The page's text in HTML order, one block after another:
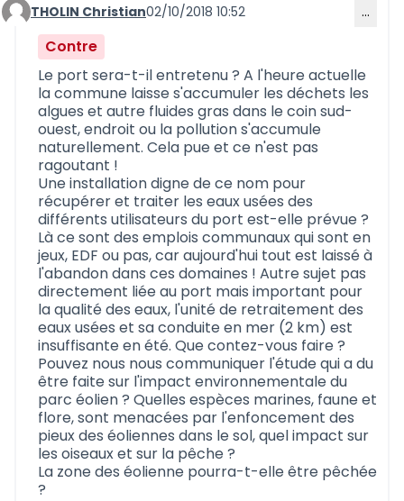
Commentaire 568
THOLIN Christian02/10/2018 10:52 …
Contre
Le port sera-t-il entretenu ? A l'heure actuelle
la commune laisse s'accumuler les déchets les
algues et autre fluides gras dans le coin sud-
ouest, endroit ou la pollution s'accumule
naturellement. Cela pue et ce n'est pas
ragoutant !
Une installation digne de ce nom pour
récupérer et traiter les eaux usées des
différents utilisateurs du port est-elle prévue ?
Là ce sont des emplois communaux qui sont en
jeux, EDF ou pas, car aujourd'hui tout est laissé à
l'abandon dans ces domaines ! Autre sujet pas
directement liée au port mais important pour
la qualité des eaux, l'unité de retraitement des
eaux usées et sa conduite en mer (2 km) est
insuffisante en été. Que contez-vous faire ?
Pouvez nous nous communiquer l'étude qui a du
être faite sur l'impact environnementale du
parc éolien ? Quelles espèces marines, faune et
flore, sont menacées par l'enfoncement des
pieux des éoliennes dans le sol, quel impact sur
les oiseaux et sur la pêche ?
La zone des éolienne pourra-t-elle être pêchée
?